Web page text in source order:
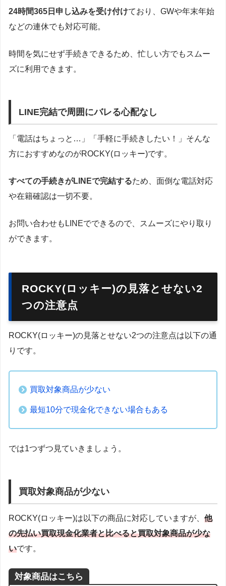
24時間365日申し込みを受け付けており、GWや年末年始
などの連休でも対応可能。
時間を気にせず手続きできるため、忙しい方でもスムー
ズに利用できます。
LINE完結で周囲にバレる心配なし
「電話はちょっと…」「手軽に手続きしたい！」そんな
方におすすめなのがROCKY(ロッキー)です。
すべての手続きがLINEで完結するため、面倒な電話対応
や在籍確認は一切不要。
お問い合わせもLINEでできるので、スムーズにやり取り
ができます。
ROCKY(ロッキー)の見落とせない2
つの注意点
ROCKY(ロッキー)の見落とせない2つの注意点は以下の通
りです。
買取対象商品が少ない
最短10分で現金化できない場合もある
では1つずつ見ていきましょう。
買取対象商品が少ない
ROCKY(ロッキー)は以下の商品に対応していますが、 他
の先払い買取現金化業者と比べると買取対象商品が少な
いです。
対象商品はこちら